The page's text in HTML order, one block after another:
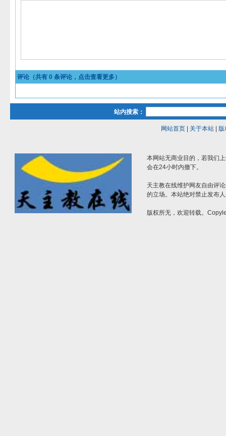
评论（共有 0 条评论，点击查看更多）
站内搜索：
网站首页| 关于本站| 版
本网站无商业目的，若我们
会在24小时内撤下。
天主教在线维护网友自由评
的立场。本站绝对禁止发布
版权所无，欢迎转载。